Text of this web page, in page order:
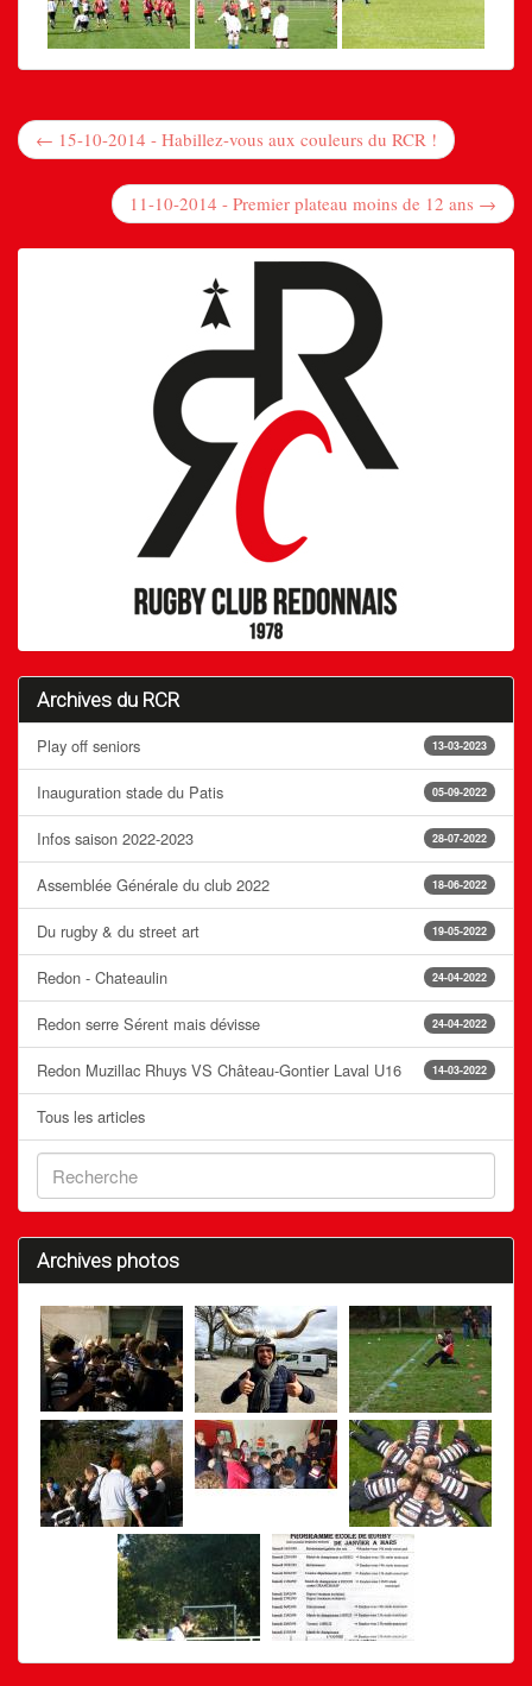
← 15-10-2014 - Habillez-vous aux couleurs du RCR !
11-10-2014 - Premier plateau moins de 12 ans →
Archives du RCR
13-03-2023
Play off seniors
05-09-2022
Inauguration stade du Patis
28-07-2022
Infos saison 2022-2023
18-06-2022
Assemblée Générale du club 2022
19-05-2022
Du rugby & du street art
24-04-2022
Redon - Chateaulin
24-04-2022
Redon serre Sérent mais dévisse
14-03-2022
Redon Muzillac Rhuys VS Château-Gontier Laval U16
Tous les articles
Archives photos